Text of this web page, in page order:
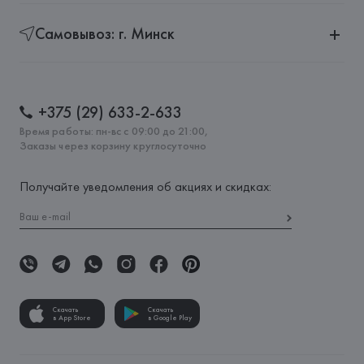
Самовывоз: г. Минск
+375 (29) 633-2-633
Время работы: пн-вс с 09:00 до 21:00,
Заказы через корзину круглосуточно
Получайте уведомления об акциях и скидках:
Скачать
в App Store
Скачать
в Google Play